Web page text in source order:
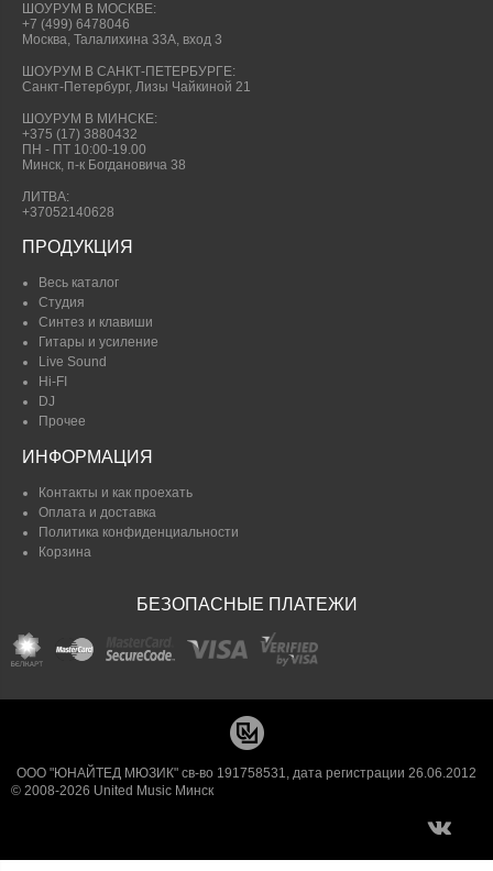
ШОУРУМ В МОСКВЕ:
+7 (499) 6478046
Москва, Талалихина 33А, вход 3
ШОУРУМ В САНКТ-ПЕТЕРБУРГЕ:
Санкт-Петербург, Лизы Чайкиной 21
ШОУРУМ В МИНСКЕ:
+375 (17) 3880432
ПН - ПТ 10:00-19.00
Минск, п-к Богдановича 38
ЛИТВА:
+37052140628
ПРОДУКЦИЯ
Весь каталог
Студия
Синтез и клавиши
Гитары и усиление
Live Sound
Hi-FI
DJ
Прочее
ИНФОРМАЦИЯ
Контакты и как проехать
Оплата и доставка
Политика конфиденциальности
Корзина
БЕЗОПАСНЫЕ ПЛАТЕЖИ
ООО "ЮНАЙТЕД МЮЗИК" св-во 191758531, дата регистрации 26.06.2012
© 2008-2026 United Music Минск